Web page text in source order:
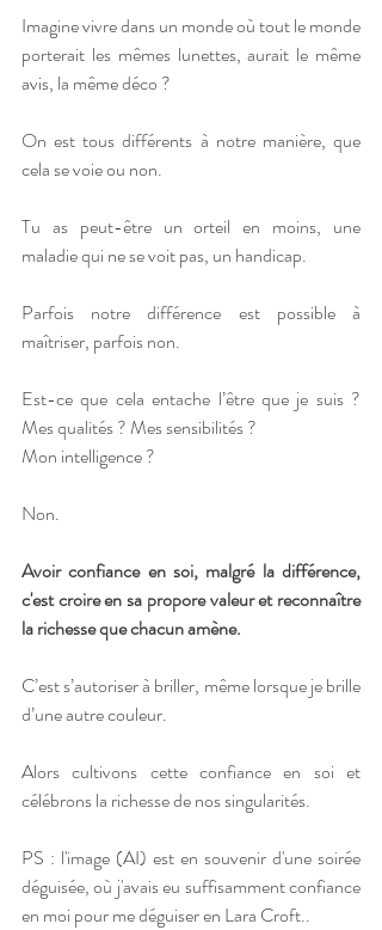
Imagine vivre dans un monde où tout le monde
porterait les mêmes lunettes, aurait le même
avis, la même déco ?
On est tous différents à notre manière, que
cela se voie ou non.
Tu as peut-être un orteil en moins, une
maladie qui ne se voit pas, un handicap.
Parfois notre différence est possible à
maîtriser, parfois non.
Est-ce que cela entache l’être que je suis ?
Mes qualités ? Mes sensibilités ?
Mon intelligence ?
Non.
Avoir confiance en soi, malgré la différence,
c'est croire en sa propore valeur et reconnaître
la richesse que chacun amène.
C’est s’autoriser à briller, même lorsque je brille
d’une autre couleur.
Alors cultivons cette confiance en soi et
célébrons la richesse de nos singularités.
PS : l'image (AI) est en souvenir d'une soirée
déguisée, où j'avais eu suffisamment confiance
en moi pour me déguiser en Lara Croft..